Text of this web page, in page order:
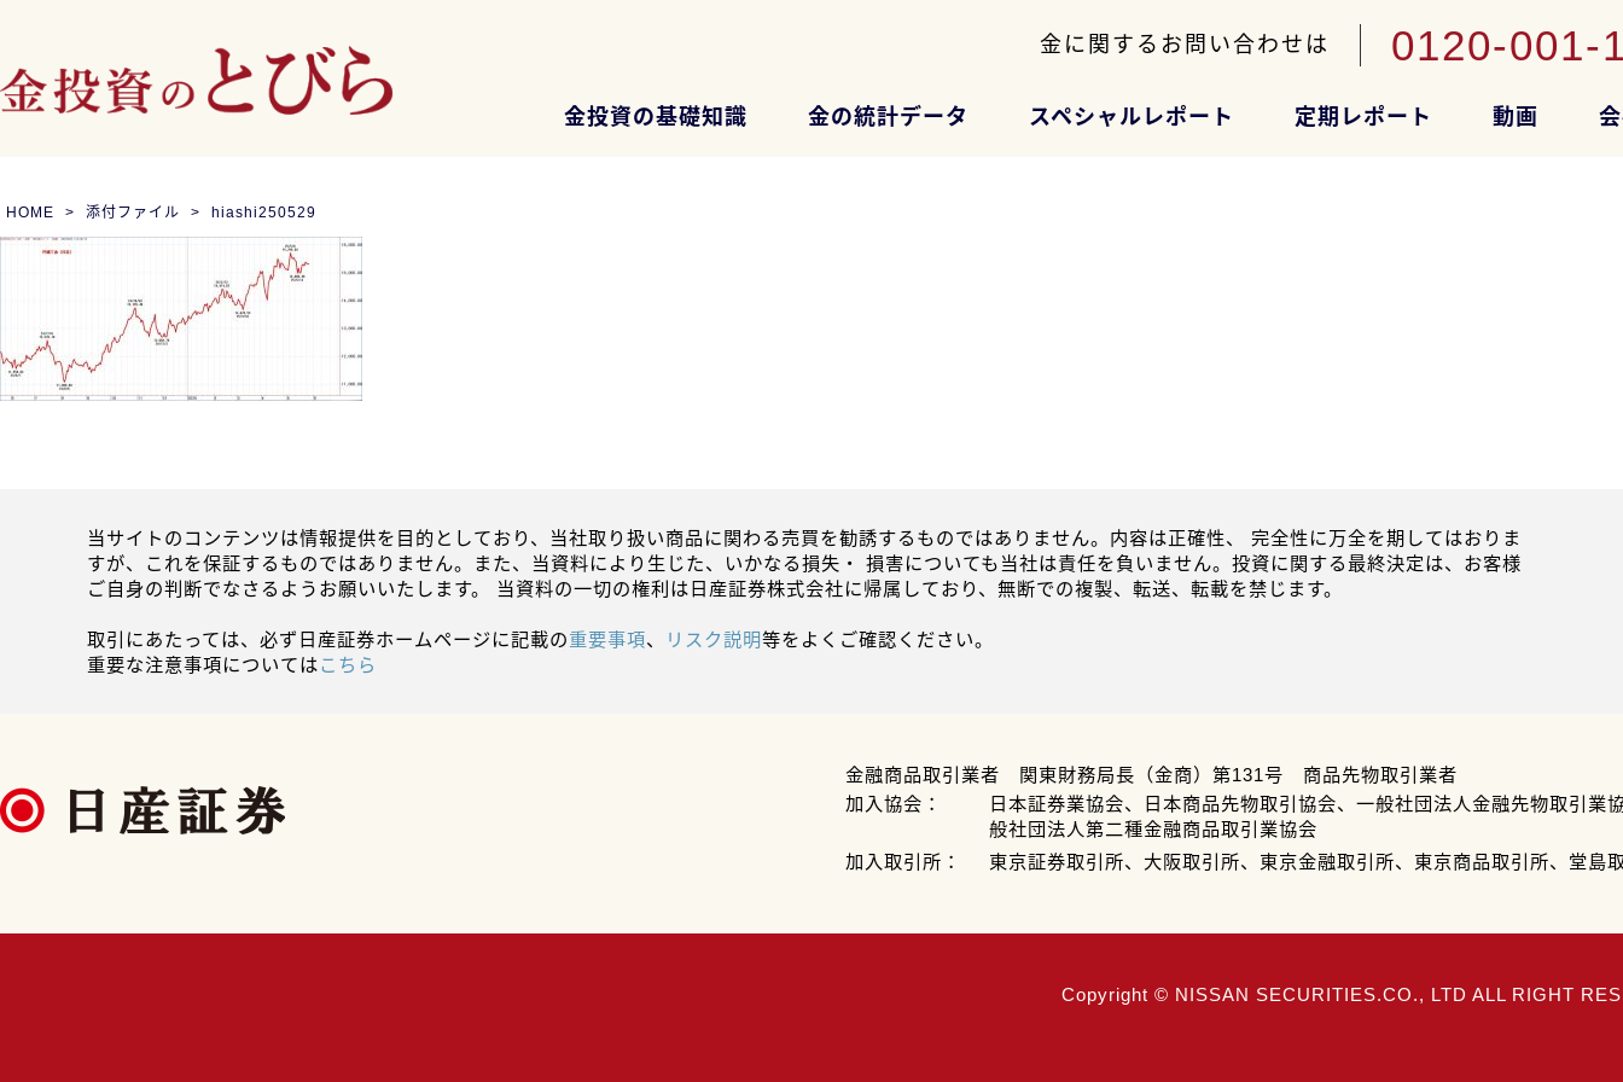
金に関するお問い合わせは 0120-001-
金投資の基礎知識 金の統計データ スペシャルレポート 定期レポート 動画
HOME 添付ファイル hiashi250529
当サイトのコンテンツは情報提供を目的としており、当社取り扱い商品に関わる売買を勧誘するものではありません。内容は正確性、 完全性に万全を期してはおりま
すが、これを保証するものではありません。また、当資料により生じた、いかなる損失・ 損害についても当社は責任を負いません。投資に関する最終決定は、お客様
ご自身の判断でなさるようお願いいたします。 当資料の一切の権利は日産証券株式会社に帰属しており、無断での複製、転送、転載を禁じます。
取引にあたっては、必ず日産証券ホームページに記載の重要事項、 リスク説明等をよくご確認ください。
重要な注意事項についてはこちら
金融商品取引業者 関東財務局長（金商）第131号 商品先物取引業者
加入協会：
日本証券業協会、日本商品先物取引協会、一般社団法人金融先物取引業
般社団法人第二種金融商品取引業協会
加入取引所：
東京証券取引所、大阪取引所、東京金融取引所、東京商品取引所、堂島
Copyright © NISSAN SECURITIES.CO., LTD ALL RIGHT